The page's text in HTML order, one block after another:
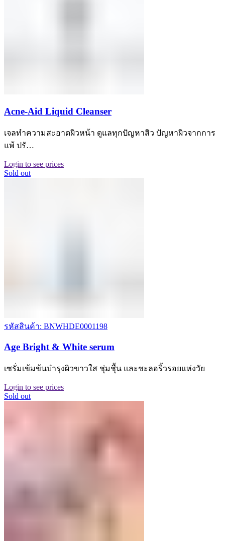
Acne-Aid Liquid Cleanser
เจลทําความสะอาดผิวหน้า ดูแลทุกปัญหาสิว ปัญหาผิวจากการ
แพ้ ปรั…
Login to see prices
Sold out
รหัสสินค้า: BNWHDE0001198
Age Bright & White serum
เซรั่มเข้มข้นบำรุงผิวขาวใส ชุ่มชุื้น และชะลอริ้วรอยแห่งวัย
Login to see prices
Sold out